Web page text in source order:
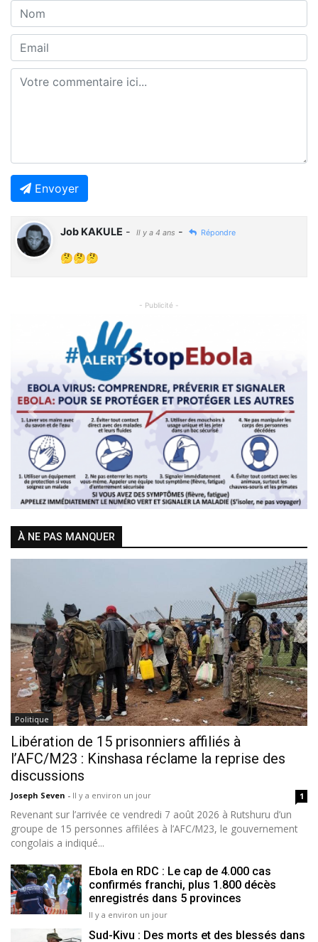
Envoyer
Job KAKULE - Il y a 4 ans - Répondre
🤔🤔🤔
- Publicité -
Previous Next
À NE PAS MANQUER
Politique
Libération de 15 prisonniers affiliés à
l’AFC/M23 : Kinshasa réclame la reprise des
discussions
Joseph Seven - Il y a environ un jour 1
Revenant sur l’arrivée ce vendredi 7 août 2026 à Rutshuru d’un
groupe de 15 personnes affilées à l’AFC/M23, le gouvernement
congolais a indiqué...
Ebola en RDC : Le cap de 4.000 cas
confirmés franchi, plus 1.800 décès
enregistrés dans 5 provinces
Il y a environ un jour
Sud-Kivu : Des morts et des blessés dans